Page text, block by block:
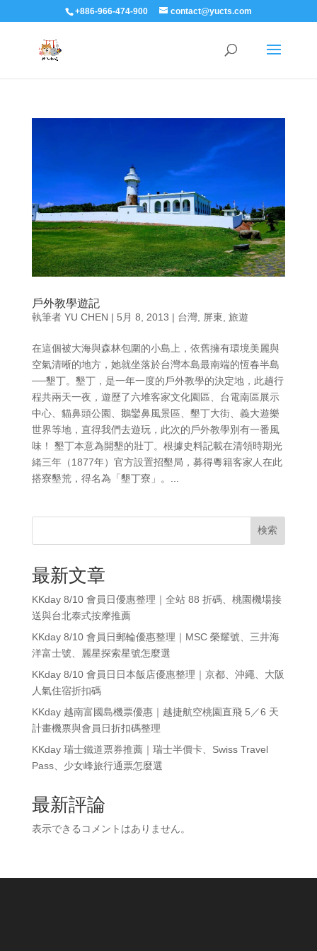
+886-966-474-900 contact@yucts.com
戶外教學遊記
執筆者 YU CHEN | 5月 8, 2013 | 台灣, 屏東 旅遊
在這個被大海與森林包圍的小島上，依舊擁有環境美麗與
空氣清晰的地方，她就坐落於台灣本島最南端的恆春半島
──墾丁。墾丁，是一年一度的戶外教學的決定地，此趟行
程共兩天一夜，遊歷了六堆客家文化園區、台電南區展示
中心、貓鼻頭公園、鵝鑾鼻風景區、墾丁大街、義大遊樂
世界等地，直得我們去遊玩，此次的戶外教學別有一番風
味！ 墾丁本意為開墾的壯丁。根據史料記載在清領時期光
緒三年（1877年）官方設置招墾局，募得粵籍客家人在此
搭寮墾荒，得名為「墾丁寮」。...
検索
最新文章
KKday 8/10 會員日優惠整理｜全站 88 折碼、桃園機場接
送與台北泰式按摩推薦
KKday 8/10 會員日郵輪優惠整理｜MSC 榮耀號、三井海
洋富士號、麗星探索星號怎麼選
KKday 8/10 會員日日本飯店優惠整理｜京都、沖繩、大阪
人氣住宿折扣碼
KKday 越南富國島機票優惠｜越捷航空桃園直飛 5／6 天
計畫機票與會員日折扣碼整理
KKday 瑞士鐵道票券推薦｜瑞士半價卡、Swiss Travel
Pass、少女峰旅行通票怎麼選
最新評論
表示できるコメントはありません。